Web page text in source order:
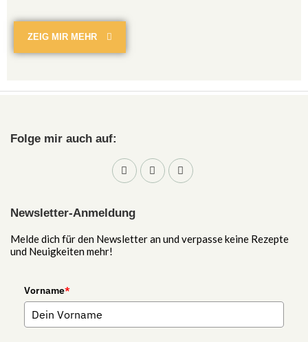
ZEIG MIR MEHR
Folge mir auch auf:
Newsletter-Anmeldung
Melde dich für den Newsletter an und verpasse keine Rezepte
und Neuigkeiten mehr!
Vorname*